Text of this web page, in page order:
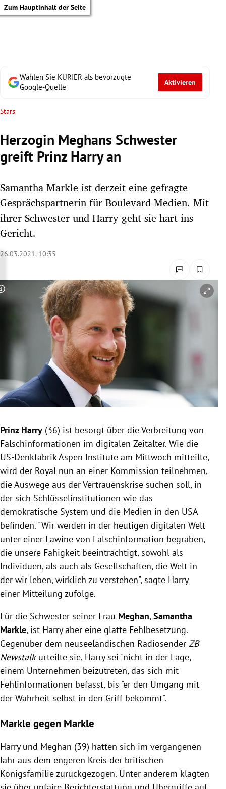
Zum Hauptinhalt der Seite
Untermenü
Untermenü
Untermenü
Untermenü
Untermenü
Untermenü
Untermenü
Untermenü
Untermenü
Untermenü
Wählen Sie KURIER als bevorzugte
Google-Quelle
Aktivieren
Stars
Herzogin Meghans Schwester
greift Prinz Harry an
Samantha Markle ist derzeit eine gefragte
Gesprächspartnerin für Boulevard-Medien. Mit
ihrer Schwester und Harry geht sie hart ins
Gericht.
26.03.2021, 10:35
Copyright-Hinweis öffnen/schließen
Prinz Harry (36) ist besorgt über die Verbreitung von
Falschinformationen im digitalen Zeitalter. Wie die
US-Denkfabrik Aspen Institute am Mittwoch mitteilte,
wird der Royal nun an einer Kommission teilnehmen,
die Auswege aus der Vertrauenskrise suchen soll, in
der sich Schlüsselinstitutionen wie das
demokratische System und die Medien in den USA
befinden. "Wir werden in der heutigen digitalen Welt
unter einer Lawine von Falschinformation begraben,
die unsere Fähigkeit beeinträchtigt, sowohl als
Individuen, als auch als Gesellschaften, die Welt in
der wir leben, wirklich zu verstehen", sagte Harry
einer Mitteilung zufolge.
Für die Schwester seiner Frau Meghan,Samantha
Markle, ist Harry aber eine glatte Fehlbesetzung.
Gegenüber dem neuseeländischen Radiosender ZB
Newstalkurteilte sie, Harry sei "nicht in der Lage,
einem Unternehmen beizutreten, das sich mit
Fehlinformationen befasst, bis "er den Umgang mit
der Wahrheit selbst in den Griff bekommt".
Markle gegen Markle
Harryund Meghan (39) hatten sich im vergangenen
Jahr aus dem engeren Kreis der britischen
Königsfamilie zurückgezogen. Unter anderem klagten